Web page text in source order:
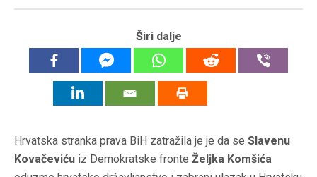
Širi dalje
Hrvatska stranka prava BiH zatražila je je da se Slavenu
Kovačeviću iz Demokratske fronte Željka Komšića